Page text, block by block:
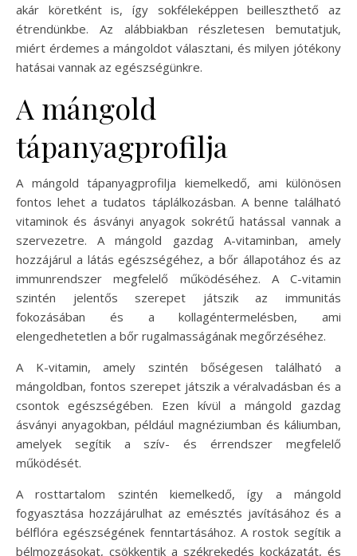
akár köretként is, így sokféleképpen beilleszthető az
étrendünkbe. Az alábbiakban részletesen bemutatjuk,
miért érdemes a mángoldot választani, és milyen jótékony
hatásai vannak az egészségünkre.
A mángold
tápanyagprofilja
A mángold tápanyagprofilja kiemelkedő, ami különösen
fontos lehet a tudatos táplálkozásban. A benne található
vitaminok és ásványi anyagok sokrétű hatással vannak a
szervezetre. A mángold gazdag A-vitaminban, amely
hozzájárul a látás egészségéhez, a bőr állapotához és az
immunrendszer megfelelő működéséhez. A C-vitamin
szintén jelentős szerepet játszik az immunitás
fokozásában és a kollagéntermelésben, ami
elengedhetetlen a bőr rugalmasságának megőrzéséhez.
A K-vitamin, amely szintén bőségesen található a
mángoldban, fontos szerepet játszik a véralvadásban és a
csontok egészségében. Ezen kívül a mángold gazdag
ásványi anyagokban, például magnéziumban és káliumban,
amelyek segítik a szív- és érrendszer megfelelő
működését.
A rosttartalom szintén kiemelkedő, így a mángold
fogyasztása hozzájárulhat az emésztés javításához és a
bélflóra egészségének fenntartásához. A rostok segítik a
bélmozgásokat, csökkentik a székrekedés kockázatát, és